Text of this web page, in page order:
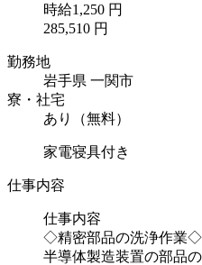
時給1,250 円
285,510 円
勤務地
岩手県 一関市
寮・社宅
あり（無料）
家電寝具付き
仕事内容
仕事内容
◇精密部品の洗浄作業◇
半導体製造装置の部品